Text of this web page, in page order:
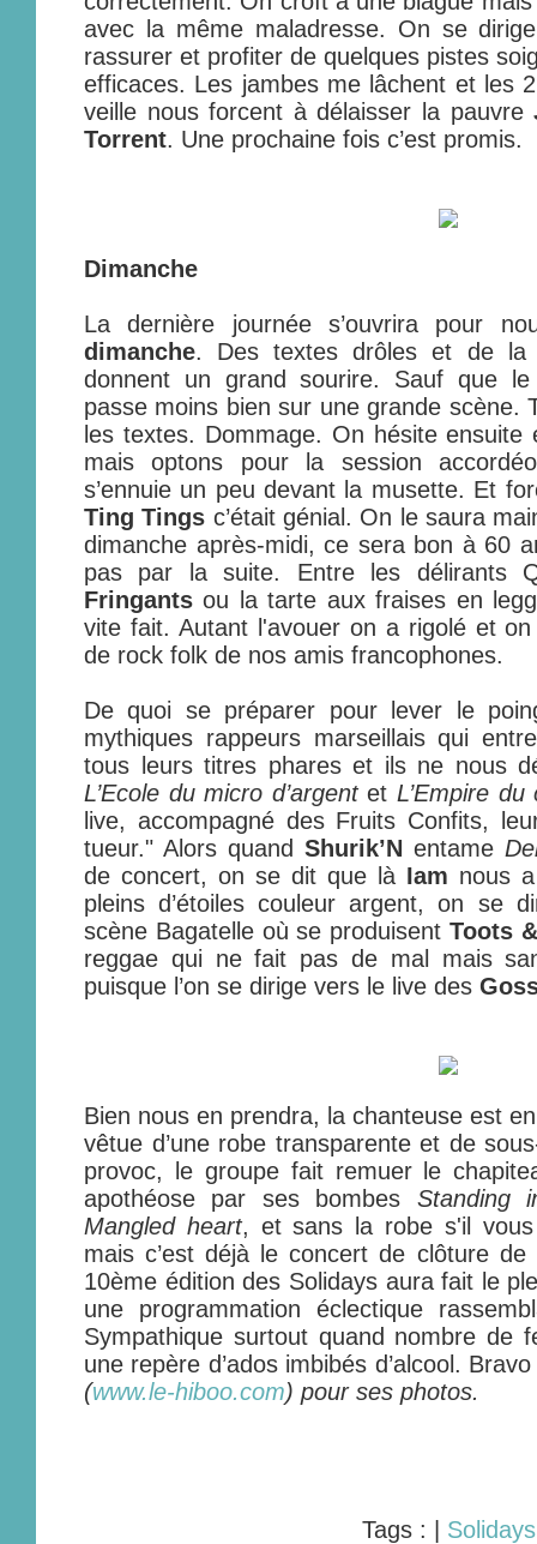
avec la même maladresse. On se
rassurer et profiter de quelques pistes
efficaces. Les jambes me lâchent et les
veille nous forcent à délaisser la pauvre
Torrent. Une prochaine fois c’est promis.
Dimanche
La dernière journée s’ouvrira pour
dimanche. Des textes drôles et de la
donnent un grand sourire. Sauf que
passe moins bien sur une grande scène.
les textes. Dommage. On hésite
mais optons pour la session
s’ennuie un peu devant la musette. Et
Ting Tings c’était génial. On le saura
dimanche après-midi, ce sera bon à 60
pas par la suite. Entre les délirants
Fringants ou la tarte aux fraises en
vite fait. Autant l'avouer on a rigolé et
de rock folk de nos amis francophones.
De quoi se préparer pour lever le
mythiques rappeurs marseillais qui
tous leurs titres phares et ils ne nous
L’Ecole du micro d’argentet L’Empire
live, accompagné des Fruits Confits,
tueur." Alors quand Shurik’N entame
de concert, on se dit que là Iam nous
pleins d’étoiles couleur argent, on se
scène Bagatelle où se produisentToots
reggae qui ne fait pas de mal mais
puisque l’on se dirige vers le live des
Bien nous en prendra, la chanteuse est
vêtue d’une robe transparente et de
provoc, le groupe fait remuer le
apothéose par ses bombes Standing
Mangled heart, et sans la robe s'il
mais c’est déjà le concert de clôture de
10ème édition des Solidays aura fait le
une programmation éclectique
Sympathique surtout quand nombre de
une repère d’ados imbibés d’alcool.
(www.le-hiboo.com) pour ses photos.
Tags : Solidays